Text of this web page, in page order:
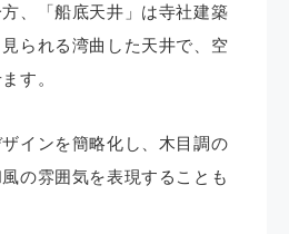
、「船底天井」は寺社建築
られる湾曲した天井で、空
す。
インを簡略化し、木目調の
の雰囲気を表現することも